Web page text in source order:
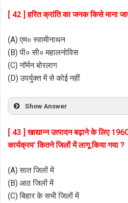
[ 42 ] हरित क्रांति का जनक किसे माना
(A) एम० स्वामीनाथन
(B) पी० सी० महालनोविस
(C) नॉर्मन बोरलाग
(D) उपर्युक्त में से कोई नहीं
Show Answer
[ 43 ] खाद्यान्न उत्पादन बढ़ाने के लिए
कार्यक्रम’ कितने जिलों में लागू किया गया ?
(A) सात जिलों में
(B) आठ जिलों में
(C) बिहार के सभी जिलों में